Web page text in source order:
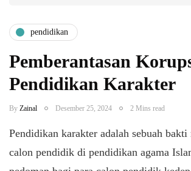
pendidikan
Pemberantasan
Pendidikan Karakter
By Zainal Desember 25, 2024 2 Mins read
Pendidikan karakter adalah sebuah bakti
calon pendidik di pendidikan agama